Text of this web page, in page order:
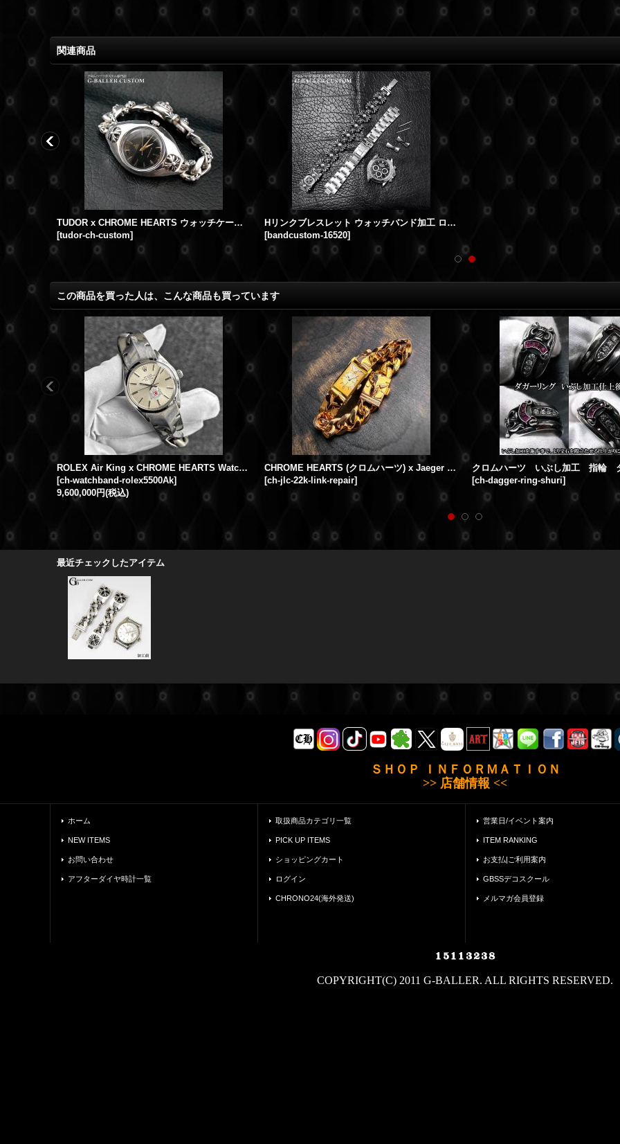
関連商品
TUDOR x CHROME HEARTS ウォッチケース カスタム
[tudor-ch-custom]
Hリンクブレスレット ウォッチバンド加工 ロレックスデイトナ 16520用
[bandcustom-16520]
この商品を買った人は、こんな商品も買っています
ROLEX Air King x CHROME HEARTS Watch Bracelets | ロレックス エアキング 5500 Calvert Wネーム クロムハーツ フレアニ― クロムハーツ ウォッチブレス
[ch-watchband-rolex5500Ak]
9,600,000円(税込)
CHROME HEARTS (クロムハーツ) x Jaeger LeCoultre (ジャガールクルト) 22K ウォッチブレスレット サイズ直し コマ足し 製作加工
[ch-jlc-22k-link-repair] [ch-dagger-ring-shuri]
最近チェックしたアイテム
ＳＨＯＰ ＩＮＦＯＲＭＡＴＩＯＮ
>> 店舗情報 <<
ホーム
NEW ITEMS
お問い合わせ
アフターダイヤ時計一覧
取扱商品カテゴリ一覧
PICK UP ITEMS
ショッピングカート
ログイン
CHRONO24(海外発送)
営業日/イベント案内
ITEM RANKING
お支払|ご利用案内
GBSSデコスクール
メルマガ会員登録
COPYRIGHT(C) 2011 G-BALLER. ALL RIGHTS RESERVED.